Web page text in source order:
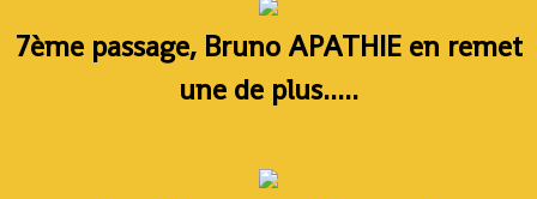
7ème passage, Bruno APATHIE en remet
une de plus.....